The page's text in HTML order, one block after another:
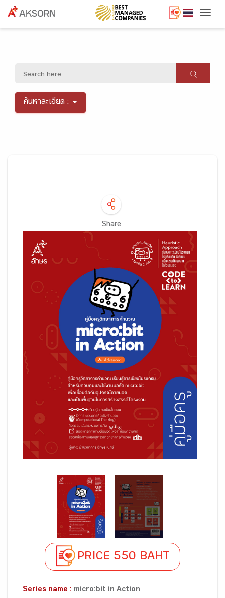
ค้นหาละเอียด :
Share
PRICE 550 BAHT
Series name : micro:bit in Action